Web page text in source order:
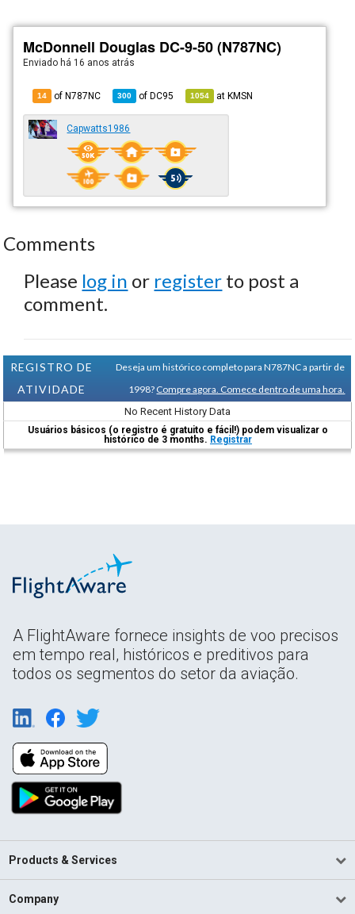
McDonnell Douglas DC-9-50 (N787NC)
Enviado há 16 anos atrás
14 of N787NC 300 ofDC95 1054 atKMSN
Capwatts1986
Comments
Please log in or register to post a
comment.
REGISTRO DE
ATIVIDADE
Deseja um histórico completo para N787NC a partir de
1998? Compre agora. Comece dentro de uma hora.
No Recent History Data
Usuários básicos (o registro é gratuito e fácil!) podem visualizar o
histórico de 3 months. Registrar
A FlightAware fornece insights de voo precisos
em tempo real, históricos e preditivos para
todos os segmentos do setor da aviação.
Products & Services
Company